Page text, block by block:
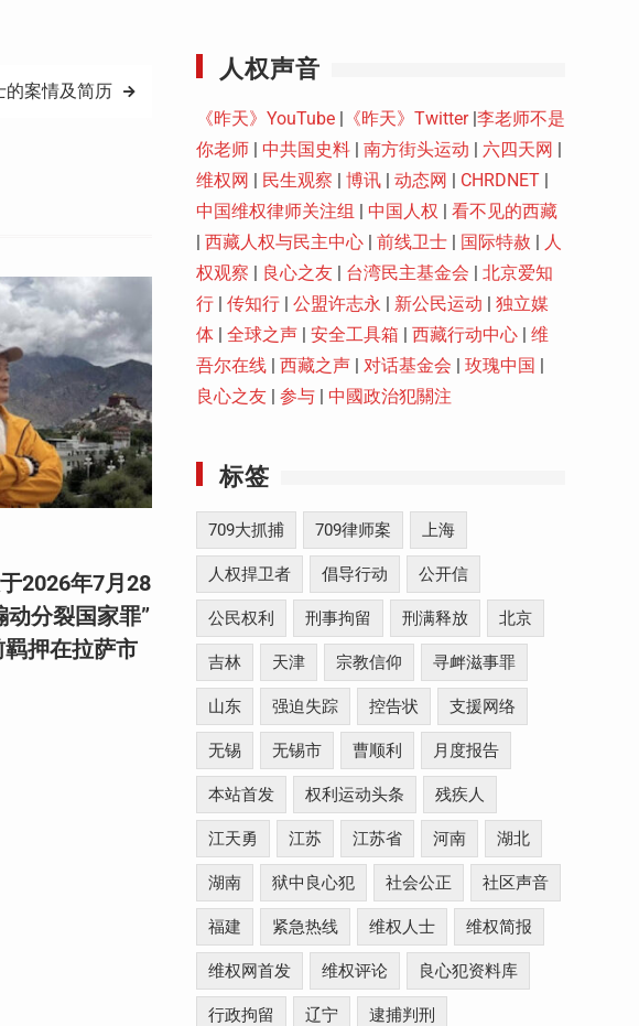
的案情及简历
2026年7月28
动分裂国家罪”
押在拉萨市
人权声音
《昨天》YouTube | 《昨天》Twitter|李老师不是
你老师 | 中共国史料 | 南方街头运动 | 六四天网 |
维权网 | 民生观察 | 博讯 | 动态网 | CHRDNET |
中国维权律师关注组 | 中国人权 | 看不见的西藏
| 西藏人权与民主中心 | 前线卫士 | 国际特赦 | 人
权观察 | 良心之友 | 台湾民主基金会 | 北京爱知
行 | 传知行 | 公盟许志永 | 新公民运动 | 独立媒
体 | 全球之声 | 安全工具箱 | 西藏行动中心 | 维
吾尔在线 | 西藏之声 | 对话基金会 | 玫瑰中国 |
良心之友 | 参与 | 中國政治犯關注
标签
709大抓捕 709律师案 上海
人权捍卫者 倡导行动 公开信
公民权利 刑事拘留 刑满释放 北京
吉林 天津 宗教信仰 寻衅滋事罪
山东 强迫失踪 控告状 支援网络
无锡 无锡市 曹顺利 月度报告
本站首发 权利运动头条 残疾人
江天勇 江苏 江苏省 河南 湖北
湖南 狱中良心犯 社会公正 社区声音
福建 紧急热线 维权人士 维权简报
维权网首发 维权评论 良心犯资料库
行政拘留 辽宁 逮捕判刑